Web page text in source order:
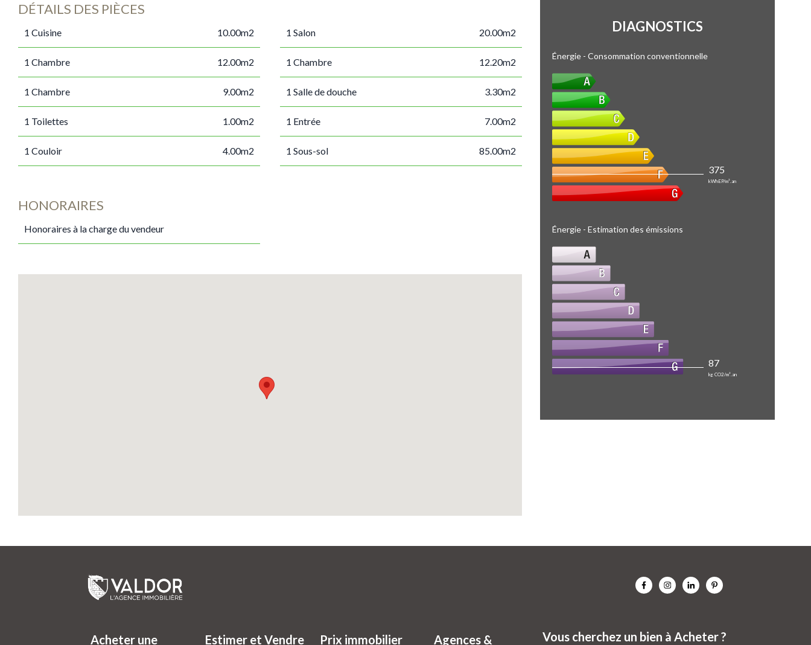
DÉTAILS DES PIÈCES
1 Cuisine 10.00m2 1 Salon 20.00m2
1 Chambre 12.00m2 1 Chambre 12.20m2
1 Chambre 9.00m2 1 Salle de douche 3.30m2
1 Toilettes 1.00m2 1 Entrée 7.00m2
1 Couloir 4.00m2 1 Sous-sol 85.00m2
HONORAIRES
Honoraires à la charge du vendeur
DIAGNOSTICS
Énergie - Consommation conventionnelle
375
kWhEP/m².an
Énergie - Estimation des émissions
87
kg CO2/m².an
Acheter une
Estimer et Vendre Prix immobilier
Agences &
Vous cherchez un bien à Acheter ?